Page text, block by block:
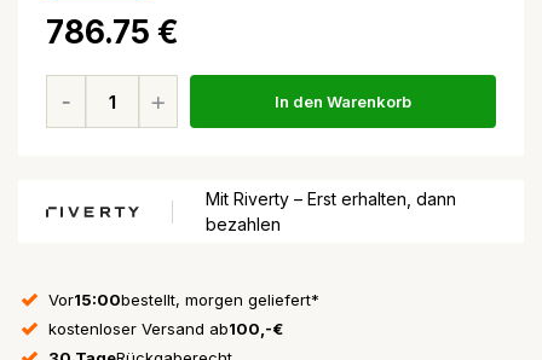
786.75 €
In den Warenkorb
Mit Riverty – Erst erhalten, dann
bezahlen
Vor15:00bestellt, morgen geliefert*
kostenloser Versand ab100,-€